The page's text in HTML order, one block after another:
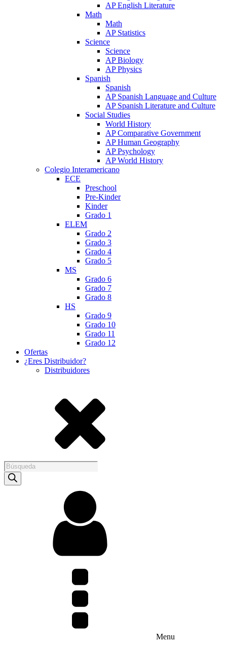
AP English Literature
Math
Math
AP Statistics
Science
Science
AP Biology
AP Physics
Spanish
Spanish
AP Spanish Language and Culture
AP Spanish Literature and Culture
Social Studies
World History
AP Comparative Government
AP Human Geography
AP Psychology
AP World History
Colegio Interamericano
ECE
Preschool
Pre-Kinder
Kinder
Grado 1
ELEM
Grado 2
Grado 3
Grado 4
Grado 5
MS
Grado 6
Grado 7
Grado 8
HS
Grado 9
Grado 10
Grado 11
Grado 12
Ofertas
¿Eres Distribuidor?
Distribuidores
Products
search
Menu